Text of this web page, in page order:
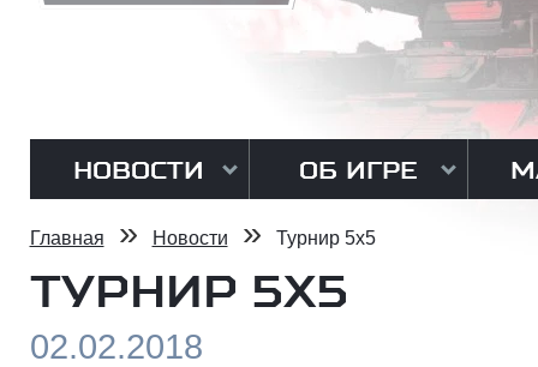
НОВОСТИ ОБ ИГРЕ
Главная » Новости » Турнир 5х5
ТУРНИР 5Х5
02.02.2018